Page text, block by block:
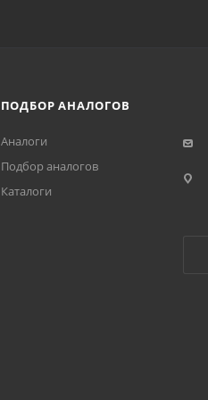
ПОДБОР АНАЛОГОВ
Аналоги
Подбор аналогов
Каталоги